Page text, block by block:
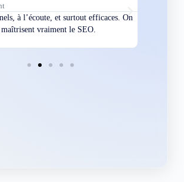
à l’écoute, et surtout efficaces. On
maîtrisent vraiment le SEO.